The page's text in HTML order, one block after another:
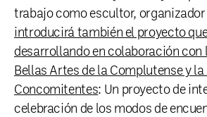
trabajo como escultor,
introducirá también el proyecto
desarrollando en colaboración con
Bellas Artes de la Complutense y
Concomitentes: Un proyecto de
celebración de los modos de